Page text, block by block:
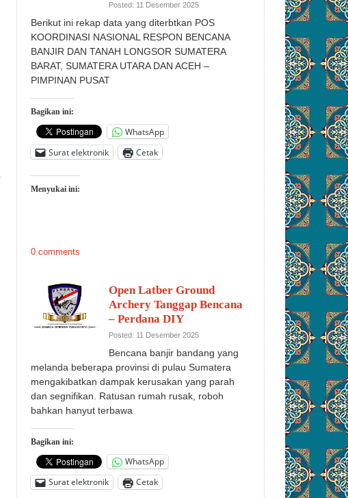
Posted: 11 Desember 2025
Berikut ini rekap data yang diterbtkan POS
KOORDINASI NASIONAL RESPON BENCANA
BANJIR DAN TANAH LONGSOR SUMATERA
BARAT, SUMATERA UTARA DAN ACEH –
PIMPINAN PUSAT
Bagikan ini:
WhatsApp
Surat elektronik
Cetak
Menyukai ini:
0 comments
Open Latber Ground
Archery Tanggap Bencana
– Perdana DIY
Posted: 11 Desember 2025
Bencana banjir bandang yang
melanda beberapa provinsi di pulau Sumatera
mengakibatkan dampak kerusakan yang parah
dan segnifikan. Ratusan rumah rusak, roboh
bahkan hanyut terbawa
Bagikan ini:
WhatsApp
Surat elektronik
Cetak